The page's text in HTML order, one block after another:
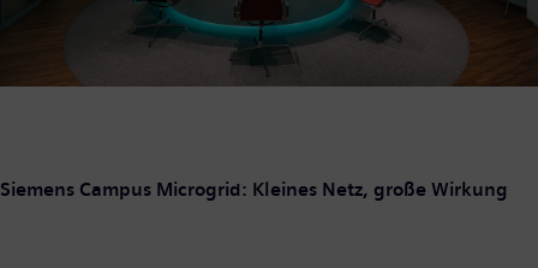
Siemens Campus Microgrid: Kleines Netz, große Wirkung